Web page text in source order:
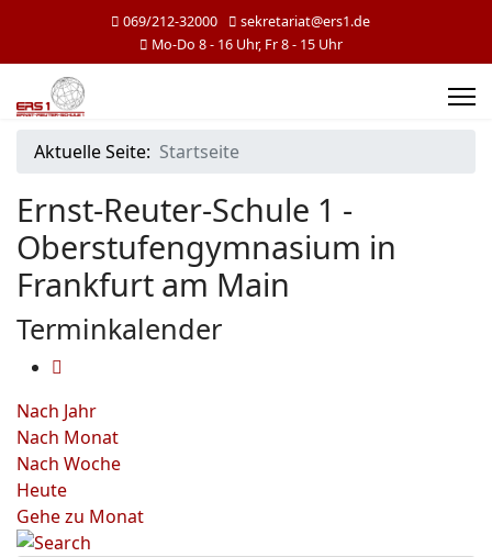
069/212-32000
sekretariat@ers1.de
Mo-Do 8 - 16 Uhr, Fr 8 - 15 Uhr
Aktuelle Seite: Startseite
Ernst-Reuter-Schule 1 -
Oberstufengymnasium in
Frankfurt am Main
Terminkalender
Nach Jahr
Nach Monat
Nach Woche
Heute
Gehe zu Monat